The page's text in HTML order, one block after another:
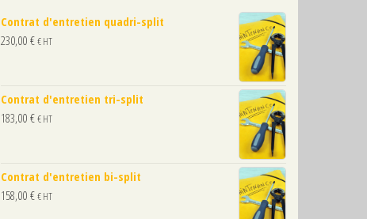
Contrat d'entretien quadri-split
230,00 €€ HT
Contrat d'entretien tri-split
183,00 €€ HT
Contrat d'entretien bi-split
158,00 €€ HT